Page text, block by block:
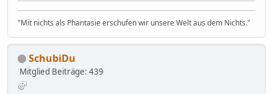
"Mit nichts als Phantasie erschufen wir unsere Welt aus dem Nichts."
SchubiDu
Mitglied Beiträge: 439